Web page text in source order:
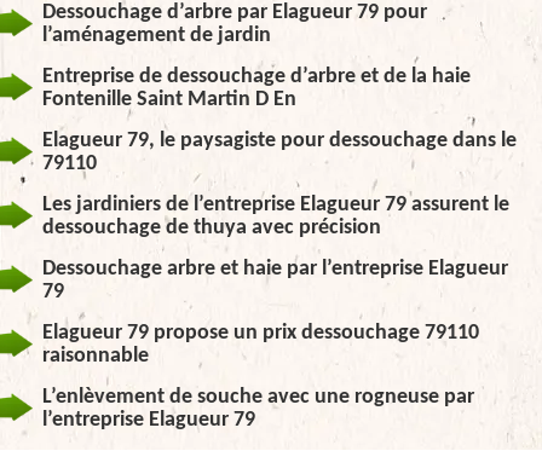
Dessouchage d’arbre par Elagueur 79 pour
l’aménagement de jardin
Entreprise de dessouchage d’arbre et de la haie
Fontenille Saint Martin D En
Elagueur 79, le paysagiste pour dessouchage dans le
79110
Les jardiniers de l’entreprise Elagueur 79 assurent le
dessouchage de thuya avec précision
Dessouchage arbre et haie par l’entreprise Elagueur
79
Elagueur 79 propose un prix dessouchage 79110
raisonnable
L’enlèvement de souche avec une rogneuse par
l’entreprise Elagueur 79